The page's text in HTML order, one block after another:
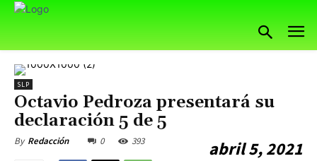
SLP
Octavio Pedroza presentará su
declaración 5 de 5
By Redacción abril 5, 2021
0 393